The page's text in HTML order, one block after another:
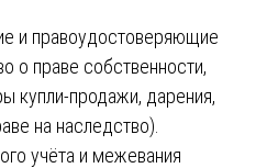
и правоудостоверяющие
о праве собственности,
купли-продажи, дарения,
на наследство).
учёта и межевания